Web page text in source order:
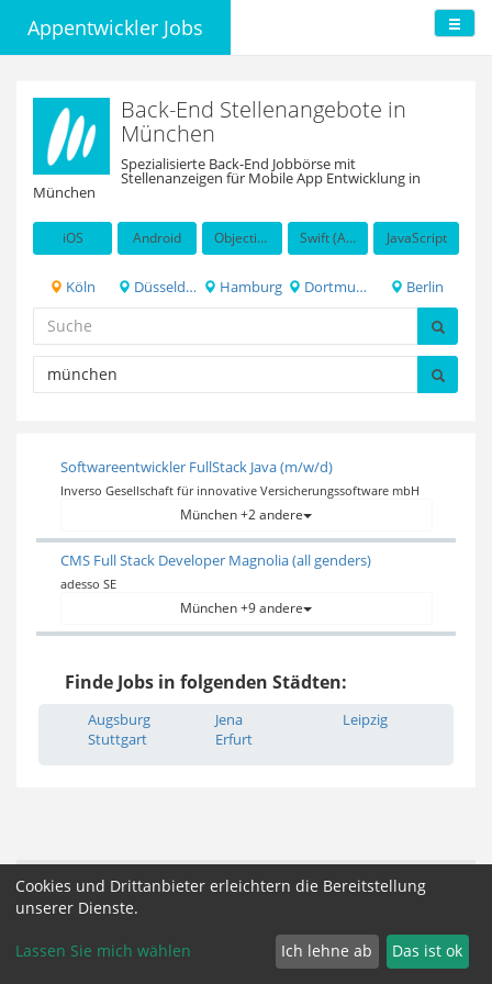
Appentwickler Jobs
Back-End Stellenangebote in
München
Spezialisierte Back-End Jobbörse mit
Stellenanzeigen für Mobile App Entwicklung in
München
iOS Android Objective-C Swift (Apple programming language) JavaScript
Köln Düsseldorf Hamburg Dortmund Berlin
Softwareentwickler FullStack Java (m/w/d)
Inverso Gesellschaft für innovative Versicherungssoftware mbH
München +2 andere
CMS Full Stack Developer Magnolia (all genders)
adesso SE
München +9 andere
Finde Jobs in folgenden Städten:
Augsburg
Stuttgart
Jena
Erfurt
Leipzig
Impressum, AGB und Datenschutz Partner
Cookie Zustimmung ändern
Cookies und Drittanbieter erleichtern die Bereitstellung
unserer Dienste.
Lassen Sie mich wählen Ich lehne ab Das ist ok